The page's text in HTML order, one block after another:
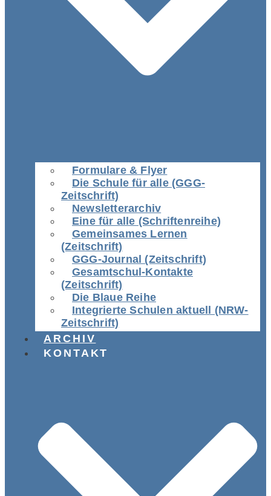
Formulare & Flyer
Die Schule für alle (GGG-
Zeitschrift)
Newsletterarchiv
Eine für alle (Schriftenreihe)
Gemeinsames Lernen
(Zeitschrift)
GGG-Journal (Zeitschrift)
Gesamtschul-Kontakte
(Zeitschrift)
Die Blaue Reihe
Integrierte Schulen aktuell (NRW-
Zeitschrift)
ARCHIV
KONTAKT